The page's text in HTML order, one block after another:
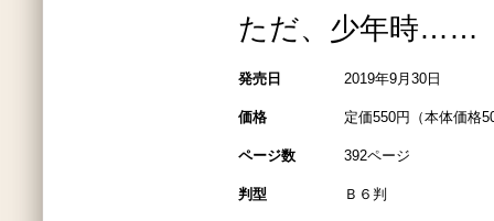
ただ、少年時……
発売日 2019年9月30日
価格 定価550円（本体価格
ページ数 392ページ
判型 Ｂ６判